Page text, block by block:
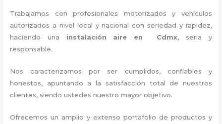
Trabajamos con profesionales motorizados y vehículos
autorizados a nivel local y nacional con seriedad y rapidez,
haciendo una instalación aire en Cdmx, seria y
responsable.
Nos caracterizamos por ser cumplidos, confiables y
honestos, apuntando a la satisfacción total de nuestros
clientes, siendo ustedes nuestro mayor objetivo.
Ofrecemos un amplio y extenso portafolio de productos y